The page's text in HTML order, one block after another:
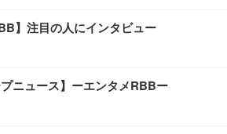
】注目の人にインタビュー
プニュース】ーエンタメRBBー